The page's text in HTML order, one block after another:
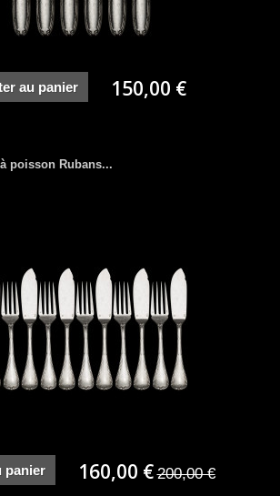
au panier 150,00 €
poisson Rubans...
panier 160,00 € 200,00 €